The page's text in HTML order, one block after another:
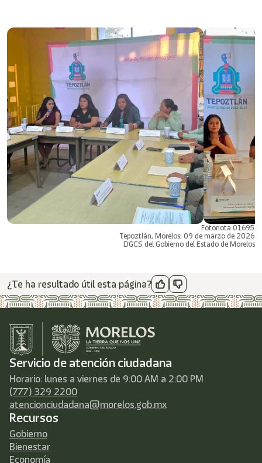
Fotonota 01695
Tepoztlán, Morelos; 09 de marzo de 2026
DGCS del Gobierno del Estado de Morelos
¿Te ha resultado útil esta página?
Servicio de atención ciudadana
Horario: lunes a viernes de 9:00 AM a 2:00 PM
(777) 329 2200
atencionciudadana@morelos.gob.mx
Recursos
Gobierno
Bienestar
Economía